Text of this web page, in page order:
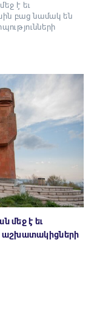
է եւ
բաց նամակ են
մեջ է եւ
աշխատակիցների